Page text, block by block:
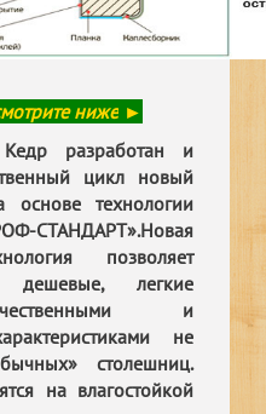
ниже ►
разработан и
цикл новый
технологии
СТАНДАРТ».Новая
позволяет
дешевые, легкие
и
не
столешниц.
на влагостойкой